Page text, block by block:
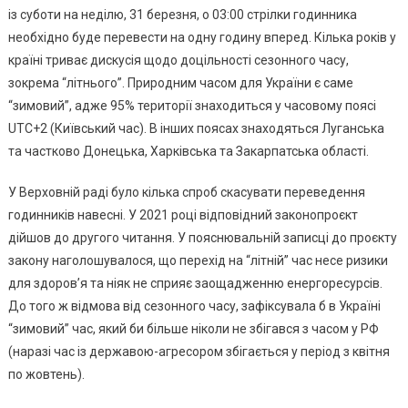
із суботи на неділю, 31 березня, о 03:00 стрілки годинника
необхідно буде перевести на одну годину вперед. Кілька років у
країні триває дискусія щодо доцільності сезонного часу,
зокрема “літнього”. Природним часом для України є саме
“зимовий”, адже 95% території знаходиться у часовому поясі
UTС+2 (Київський час). В інших поясах знаходяться Луганська
та частково Донецька, Харківська та Закарпатська області.
У Верховній раді було кілька спроб скасувати переведення
годинників навесні. У 2021 році відповідний законопроєкт
дійшов до другого читання. У пояснювальній записці до проєкту
закону наголошувалося, що перехід на “літній” час несе ризики
для здоров’я та ніяк не сприяє заощадженню енергоресурсів.
До того ж відмова від сезонного часу, зафіксувала б в Україні
“зимовий” час, який би більше ніколи не збігався з часом у РФ
(наразі час із державою-агресором збігається у період з квітня
по жовтень).